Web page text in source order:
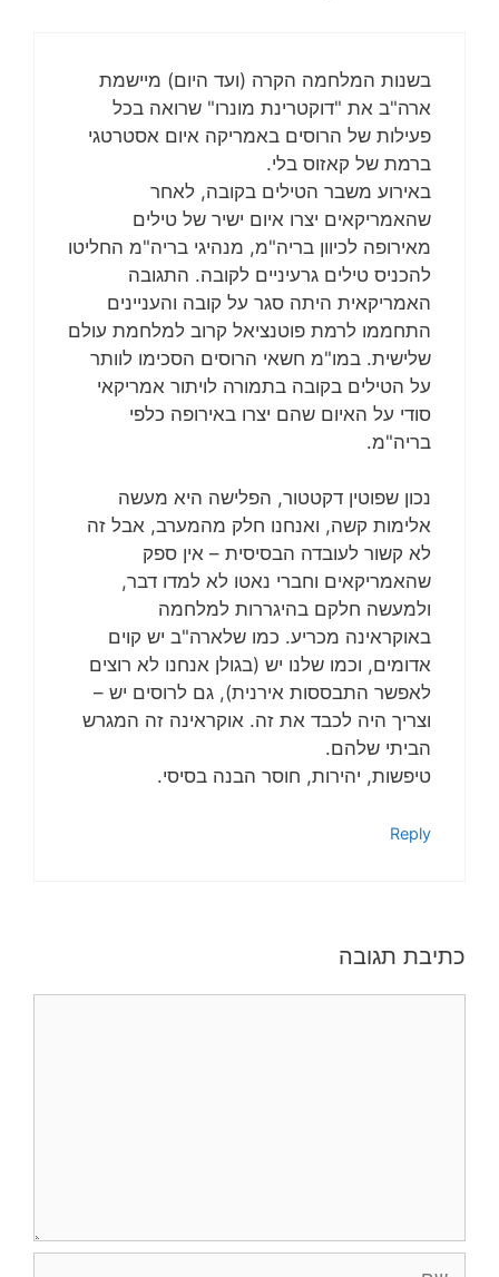
בשנות המלחמה הקרה (ועד היום) מיישמת
ארה"ב את "דוקטרינת מונרו" שרואה בכל
פעילות של הרוסים באמריקה איום אסטרטגי
ברמת של קאזוס בלי.
באירוע משבר הטילים בקובה, לאחר
שהאמריקאים יצרו איום ישיר של טילים
מאירופה לכיוון בריה"מ, מנהיגי בריה"מ החליטו
להכניס טילים גרעיניים לקובה. התגובה
האמריקאית היתה סגר על קובה והעניינים
התחממו לרמת פוטנציאל קרוב למלחמת עולם
שלישית. במו"מ חשאי הרוסים הסכימו לוותר
על הטילים בקובה בתמורה לויתור אמריקאי
סודי על האיום שהם יצרו באירופה כלפי
בריה"מ.
נכון שפוטין דקטטור, הפלישה היא מעשה
אלימות קשה, ואנחנו חלק מהמערב, אבל זה
לא קשור לעובדה הבסיסית – אין ספק
שהאמריקאים וחברי נאטו לא למדו דבר,
ולמעשה חלקם בהיגררות למלחמה
באוקראינה מכריע. כמו שלארה"ב יש קוים
אדומים, וכמו שלנו יש (בגולן אנחנו לא רוצים
לאפשר התבססות אירנית), גם לרוסים יש –
וצריך היה לכבד את זה. אוקראינה זה המגרש
הביתי שלהם.
טיפשות, יהירות, חוסר הבנה בסיסי.
Reply
כתיבת תגובה